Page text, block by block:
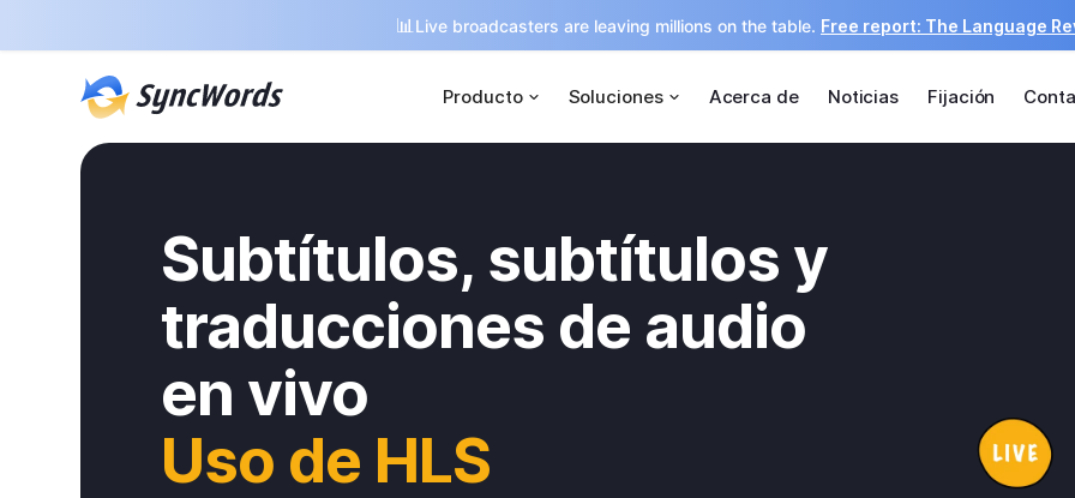
📊Live broadcasters are leaving millions on the table. Free report: The Language
Producto Soluciones Acerca de Noticias Fijación
Subtítulos, subtítulos y
traducciones de audio
en vivo
Uso de HLS